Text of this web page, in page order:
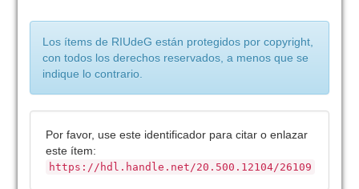
Los ítems de RIUdeG están protegidos por copyright,
con todos los derechos reservados, a menos que se
indique lo contrario.
Por favor, use este identificador para citar o enlazar
este ítem:
https://hdl.handle.net/20.500.12104/26109